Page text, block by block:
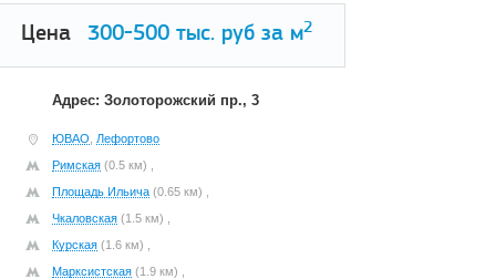
Цена 300-500 тыс. руб за м2
Адрес: Золоторожский пр., 3
ЮВАО
Лефортово
Римская (0.5 км) ,
Площадь Ильича (0.65 км) ,
Чкаловская (1.5 км) ,
Курская (1.6 км) ,
Марксистская (1.9 км) ,